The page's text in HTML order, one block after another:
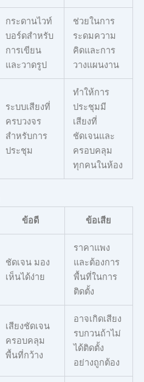
กระดานไวท์
บอร์ดสำหรับ
การเขียน
และวาดรูป
ช่วยในการ
ระดมความ
คิดและการ
วางแผนงาน
ระบบเสียงที่
ครบวงจร
สำหรับการ
ประชุม
ทำให้การ
ประชุมมี
เสียงที่
ชัดเจนและ
ครอบคลุม
ทุกคนในห้อง
ข้อดี ข้อเสีย
ชัดเจน มอง
เห็นได้ง่าย
ราคาแพง
และต้องการ
พื้นที่ในการ
ติดตั้ง
เสียงชัดเจน
ครอบคลุม
พื้นที่กว้าง
อาจเกิดเสียง
รบกวนถ้าไม่
ได้ติดตั้ง
อย่างถูกต้อง